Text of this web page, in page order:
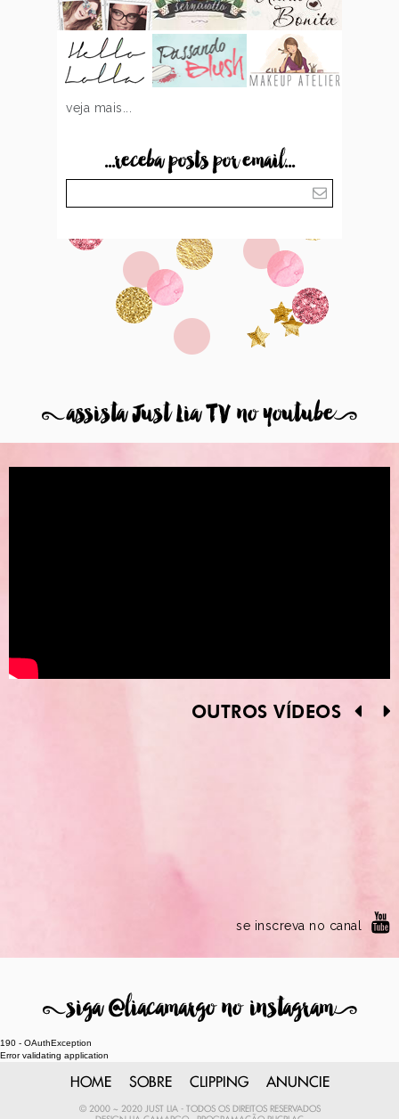
veja mais...
...receba posts por email...
8assista Just Lia TV no youtube9
OUTROS VÍDEOS
se inscreva no canal
8siga @liacamargo no instagram9
190 - OAuthException
Error validating application
HOME SOBRE CLIPPING ANUNCIE
© 2000 ~ 2020 JUST LIA - TODOS OS DIREITOS RESERVADOS